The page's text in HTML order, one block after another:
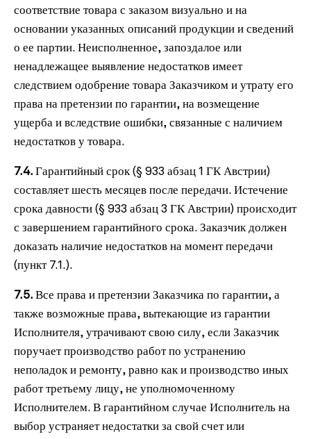
соответствие товара с заказом визуально и на
основании указанных описаний продукции и сведений
о ее партии. Неисполненное, запоздалое или
ненадлежащее выявление недостатков имеет
следствием одобрение товара Заказчиком и утрату его
права на претензии по гарантии, на возмещение
ущерба и вследствие ошибки, связанные с наличием
недостатков у товара.
7.4. Гарантийный срок (§ 933 абзац 1 ГК Австрии)
составляет шесть месяцев после передачи. Истечение
срока давности (§ 933 абзац 3 ГК Австрии) происходит
с завершением гарантийного срока. Заказчик должен
доказать наличие недостатков на момент передачи
(пункт 7.1.).
7.5. Все права и претензии Заказчика по гарантии, а
также возможные права, вытекающие из гарантии
Исполнителя, утрачивают свою силу, если Заказчик
поручает производство работ по устранению
неполадок и ремонту, равно как и производство иных
работ третьему лицу, не уполномоченному
Исполнителем. В гарантийном случае Исполнитель на
выбор устраняет недостатки за свой счет или